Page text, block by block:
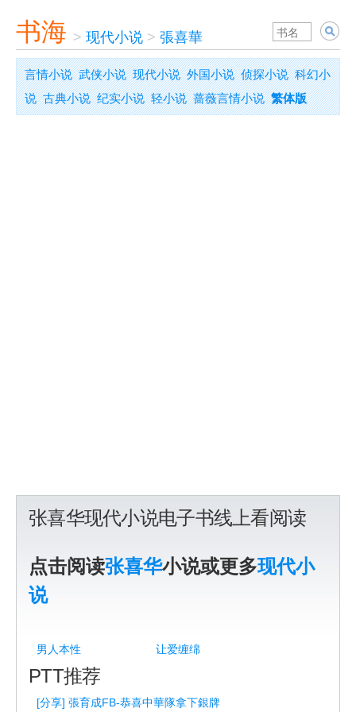
书海 > 现代小说 > 張喜華
言情小说 武侠小说 现代小说 外国小说 侦探小说 科幻小
说 古典小说 纪实小说 轻小说 蔷薇言情小说 繁体版
张喜华现代小说电子书线上看阅读
点击阅读张喜华小说或更多现代小
说
男人本性 让爱缠绵
PTT推荐
[分享] 張育成FB-恭喜中華隊拿下銀牌